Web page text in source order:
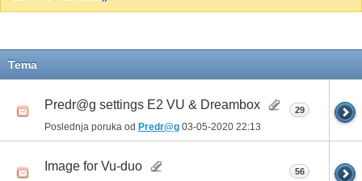
Tema
Predr@g settings E2 VU & Dreambox
Poslednja poruka od Predr@g 03-05-2020 22:13
29
Image for Vu-duo 56